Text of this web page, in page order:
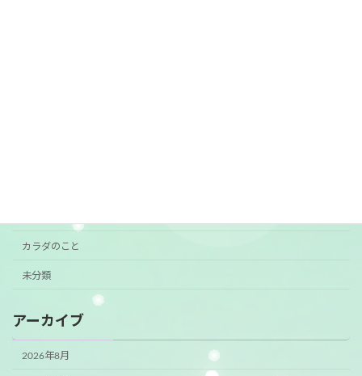
カラダのこと
未分類
アーカイブ
2026年8月